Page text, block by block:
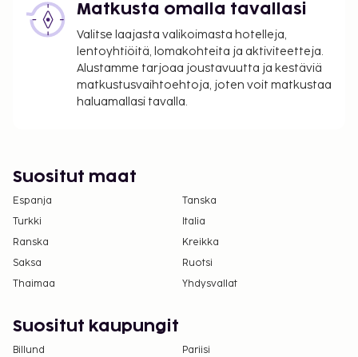
Matkusta omalla tavallasi
Valitse laajasta valikoimasta hotelleja,
lentoyhtiöitä, lomakohteita ja aktiviteetteja.
Alustamme tarjoaa joustavuutta ja kestäviä
matkustusvaihtoehtoja, joten voit matkustaa
haluamallasi tavalla.
Suositut maat
Espanja
Tanska
Turkki
Italia
Ranska
Kreikka
Saksa
Ruotsi
Thaimaa
Yhdysvallat
Suositut kaupungit
Billund
Pariisi